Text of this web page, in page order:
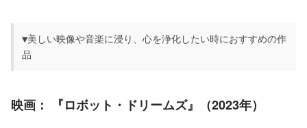
▼美しい映像や音楽に浸り、心を浄化したい時におすすめの作
品
映画： 『ロボット・ドリームズ』（2023年）